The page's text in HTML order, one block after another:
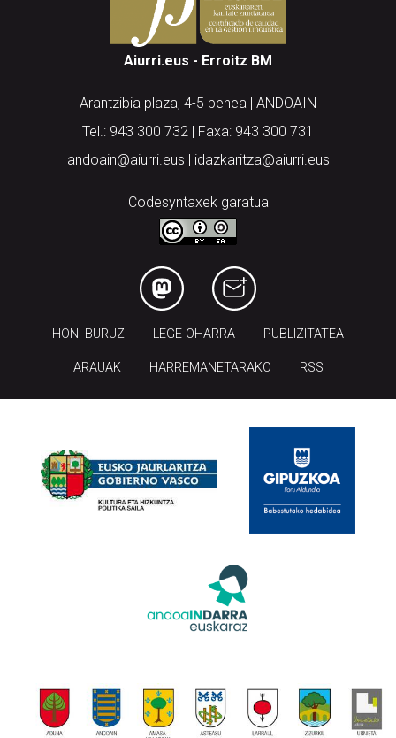
Aiurri.eus - Erroitz BM
Arantzibia plaza, 4-5 behea | ANDOAIN
Tel.: 943 300 732 | Faxa: 943 300 731
andoain@aiurri.eus | idazkaritza@aiurri.eus
Codesyntaxek garatua
HONI BURUZ LEGE OHARRA PUBLIZITATEA
ARAUAK HARREMANETARAKO RSS